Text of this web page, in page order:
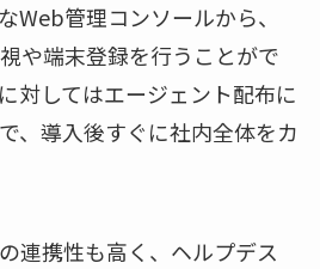
Web管理コンソールから、
や端末登録を行うことがで
対してはエージェント配布に
、導入後すぐに社内全体をカ
連携性も高く、ヘルプデス